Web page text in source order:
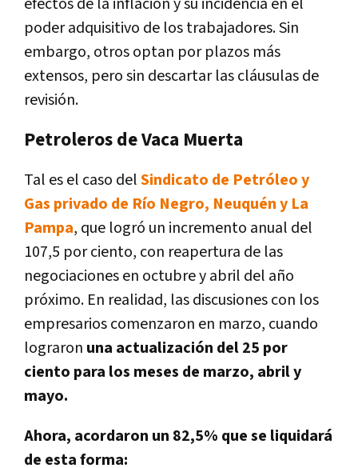
poder adquisitivo de los trabajadores. Sin
embargo, otros optan por plazos más
extensos, pero sin descartar las cláusulas de
revisión.
Petroleros de Vaca Muerta
Tal es el caso delSindicato de Petróleo y
Gas privado de Río Negro, Neuquén y La
Pampa, que logró un incremento anual del
107,5 por ciento, con reapertura de las
negociaciones en octubre y abril del año
próximo. En realidad, las discusiones con los
empresarios comenzaron en marzo, cuando
lograron una actualización del 25 por
ciento para los meses de marzo, abril y
mayo.
Ahora, acordaron un 82,5% que se liquidará
de esta forma: